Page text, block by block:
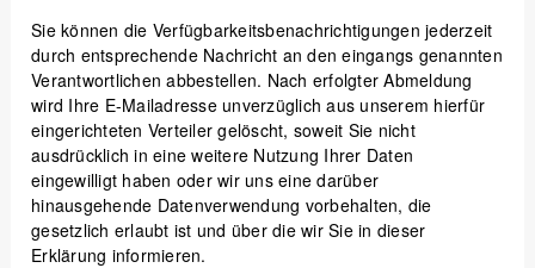
Sie können die Verfügbarkeitsbenachrichtigungen jederzeit
durch entsprechende Nachricht an den eingangs genannten
Verantwortlichen abbestellen. Nach erfolgter Abmeldung
wird Ihre E-Mailadresse unverzüglich aus unserem hierfür
eingerichteten Verteiler gelöscht, soweit Sie nicht
ausdrücklich in eine weitere Nutzung Ihrer Daten
eingewilligt haben oder wir uns eine darüber
hinausgehende Datenverwendung vorbehalten, die
gesetzlich erlaubt ist und über die wir Sie in dieser
Erklärung informieren.